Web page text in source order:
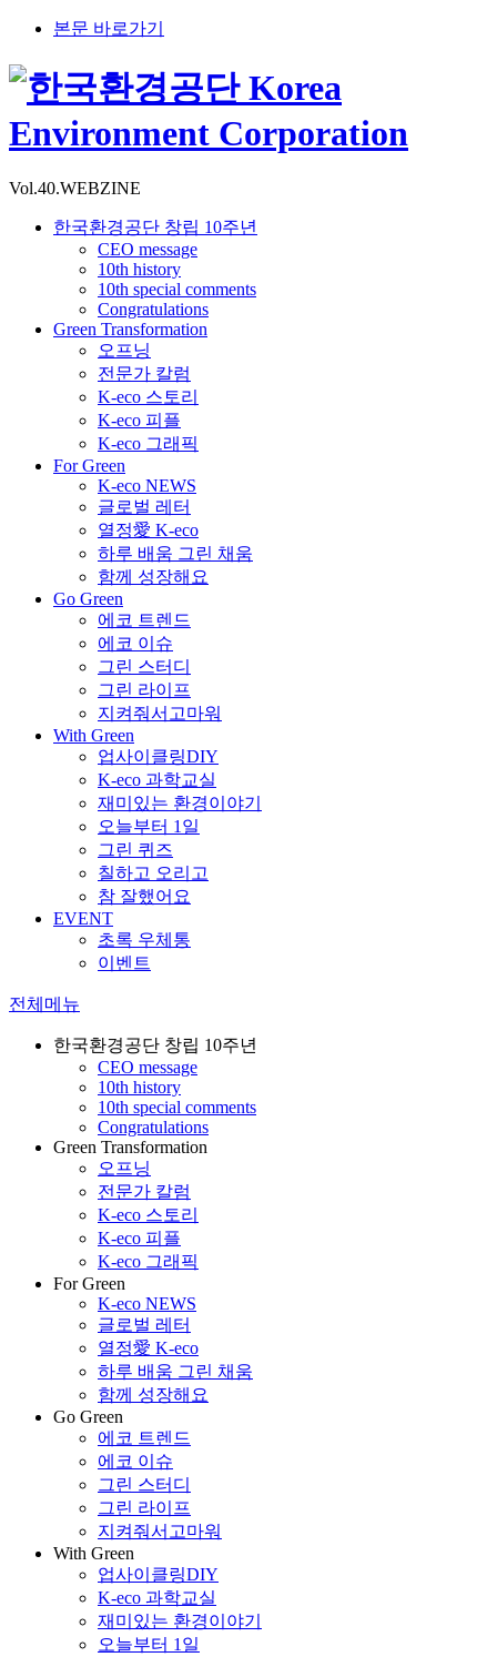
본문 바로가기
Vol.40.WEBZINE
한국환경공단 창립 10주년
CEO message
10th history
10th special comments
Congratulations
Green Transformation
오프닝
전문가 칼럼
K-eco 스토리
K-eco 피플
K-eco 그래픽
For Green
K-eco NEWS
글로벌 레터
열정愛 K-eco
하루 배움 그린 채움
함께 성장해요
Go Green
에코 트렌드
에코 이슈
그린 스터디
그린 라이프
지켜줘서고마워
With Green
업사이클링DIY
K-eco 과학교실
재미있는 환경이야기
오늘부터 1일
그린 퀴즈
칠하고 오리고
참 잘했어요
EVENT
초록 우체통
이벤트
전체메뉴
한국환경공단 창립 10주년
CEO message
10th history
10th special comments
Congratulations
Green Transformation
오프닝
전문가 칼럼
K-eco 스토리
K-eco 피플
K-eco 그래픽
For Green
K-eco NEWS
글로벌 레터
열정愛 K-eco
하루 배움 그린 채움
함께 성장해요
Go Green
에코 트렌드
에코 이슈
그린 스터디
그린 라이프
지켜줘서고마워
With Green
업사이클링DIY
K-eco 과학교실
재미있는 환경이야기
오늘부터 1일